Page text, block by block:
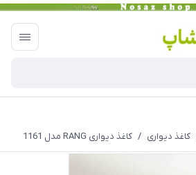
کاغذ دیواری / کاغذ دیواری RANG مدل 1161